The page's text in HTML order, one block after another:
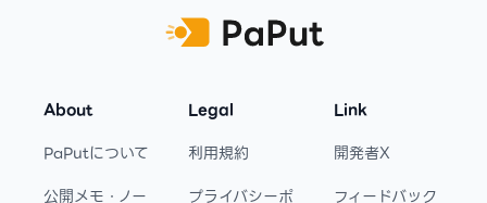
About
PaPutについて
公開メモ・ノー
Legal
利用規約
プライバシーポ
Link
開発者X
フィードバック